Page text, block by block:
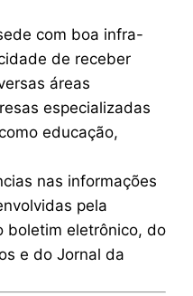
com boa infra-
de receber
áreas
especializadas
educação,
nas informações
pela
boletim eletrônico, do
e do Jornal da